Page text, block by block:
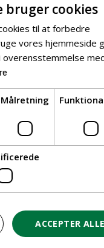
og Trimmere
bruger cookies
til at forbedre
vores hjemmeside
overensstemmelse
Målretning
ACCEPTER